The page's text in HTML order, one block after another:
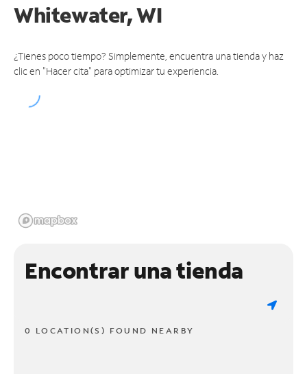
Whitewater, WI
¿Tienes poco tiempo? Simplemente, encuentra una tienda y haz
clic en "Hacer cita" para optimizar tu experiencia.
Encontrar una tienda
0 LOCATION(S) FOUND NEARBY